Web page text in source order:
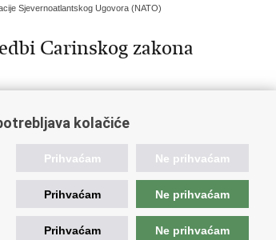
Sjevernoatlantskog Ugovora (NATO)
Carinskog zakona
kolačiće
Prihvaćam Ne prihvaćam
Prihvaćam Ne prihvaćam
Prihvaćam Ne prihvaćam